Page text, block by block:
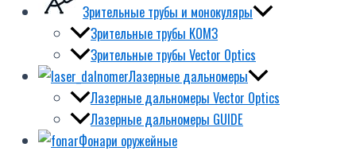
Зрительные трубы и монокуляры
Зрительные трубы КОМЗ
Зрительные трубы Vector Optics
Лазерные дальномеры
Лазерные дальномеры Vector Optics
Лазерные дальномеры GUIDE
Фонари оружейные